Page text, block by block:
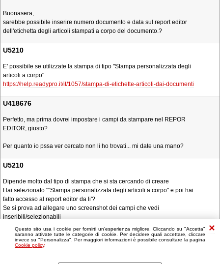
Questo sito usa i cookie per fornirti un'esperienza migliore. Cliccando su "Accetta"
saranno attivate tutte le categorie di cookie. Per decidere quali accettare, cliccare
invece su "Personalizza". Per maggiori informazioni è possibile consultare la pagina
Cookie policy.
Buonasera,
sarebbe possibile inserire numero documento e data sul report editor
dell'etichetta degli articoli stampati a corpo del documento.?
U5210
E' possibile se utilizzate la stampa di tipo "Stampa personalizzata degli
articoli a corpo"
https://help.readypro.it/it/1057/stampa-di-etichette-articoli-dai-documenti
U418676
Perfetto, ma prima dovrei impostare i campi da stampare nel REPOR
EDITOR, giusto?
Per quanto io pssa ver cercato non li ho trovati... mi date una mano?
U5210
Dipende molto dal tipo di stampa che si sta cercando di creare
Hai selezionato ""Stampa personalizzata degli articoli a corpo" e poi hai
fatto accesso al report editor da li'?
Se sì prova ad allegare uno screenshot dei campi che vedi
inseribili/selezionabili